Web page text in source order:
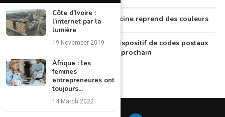
Au Nigeria, la télémédecine reprend des couleurs
Le Nigeria lancera un dispositif de codes postaux
numériques en octobre prochain
Côte d’Ivoire :
l’internet par la
lumière
19 November 2019
Afrique : les
femmes
entrepreneures ont
toujours...
14 March 2022